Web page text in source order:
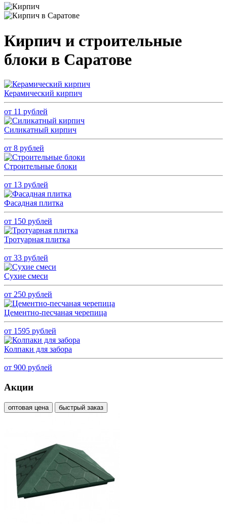
Кирпич и строительные
блоки в Саратове
Керамический кирпич
от 11 рублей
Силикатный кирпич
от 8 рублей
Строительные блоки
от 13 рублей
Фасадная плитка
от 150 рублей
Тротуарная плитка
от 33 рублей
Сухие смеси
от 250 рублей
Цементно-песчаная черепица
от 1595 рублей
Колпаки для забора
от 900 рублей
Акции
оптовая цена быстрый заказ